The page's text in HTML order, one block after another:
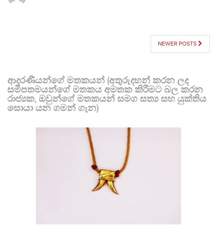
NEWER POSTS
ආදරණීයන්ගේ මතකයන් (අතුරුදහන් කරන ලද
සමීපතමයන්ගේ මතකය අමතක කිරීමට බල කරන
රාජ්‍යක, ඔවුන්ගේ මතකයන් සමග සත්‍ය සහ යුක්තිය
සොයා යන ගමන් ගැන)